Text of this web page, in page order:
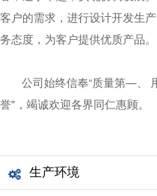
客户的需求，进行设计开发生
务态度，为客户提供优质产品。
公司始终信奉“质量第—、
誉"，竭诚欢迎各界同仁惠顾。
生产环境